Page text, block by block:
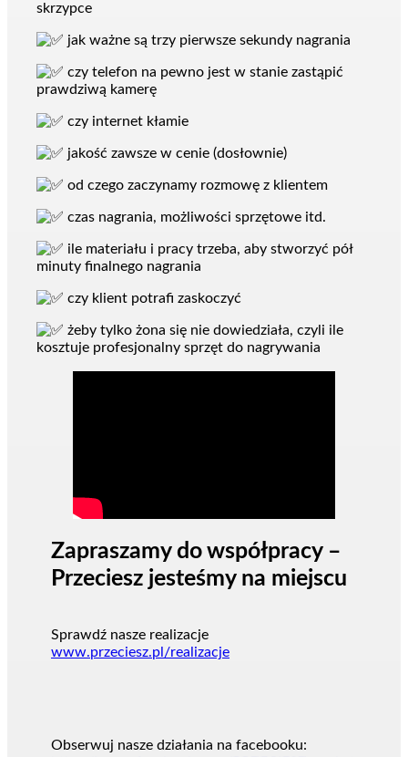
skrzypce
jak ważne są trzy pierwsze sekundy nagrania
czy telefon na pewno jest w stanie zastąpić
prawdziwą kamerę
czy internet kłamie
jakość zawsze w cenie (dosłownie)
od czego zaczynamy rozmowę z klientem
czas nagrania, możliwości sprzętowe itd.
ile materiału i pracy trzeba, aby stworzyć pół
minuty finalnego nagrania
czy klient potrafi zaskoczyć
żeby tylko żona się nie dowiedziała, czyli ile
kosztuje profesjonalny sprzęt do nagrywania
Zapraszamy do współpracy –
Przeciesz jesteśmy na miejscu
Sprawdź nasze realizacje
www.przeciesz.pl/realizacje
Obserwuj nasze działania na facebooku: